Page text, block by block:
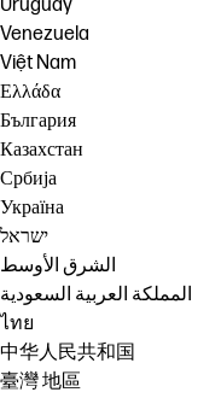
Uruguay
Venezuela
Việt Nam
Ελλάδα
България
Казахстан
Србија
Україна
ישראל
الشرق الأوسط
المملكة العربية السعودية
ไทย
中华人民共和国
臺灣 地區